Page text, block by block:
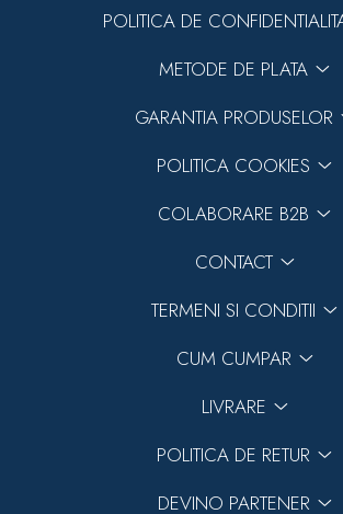
POLITICA DE
METODE DE PLATA
GARANTIA PRODUSELOR
POLITICA COOKIES
COLABORARE B2B
CONTACT
TERMENI SI CONDITII
CUM CUMPAR
LIVRARE
POLITICA DE RETUR
DEVINO PARTENER